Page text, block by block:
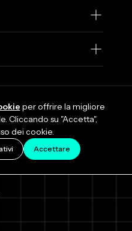
per offrire la migliore
Cliccando su "Accetta",
dei cookie.
Accettare